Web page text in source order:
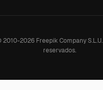
2010-2026Freepik Company S.L.U.
reservados.